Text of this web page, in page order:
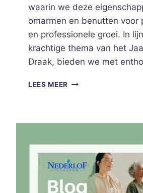
waarin we deze
omarmen en benutten voor
en professionele groei. In
krachtige thema van het
Draak, bieden we met
LEES MEER JAAR
2024